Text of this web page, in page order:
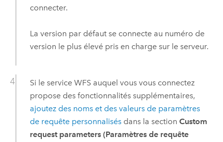
connecter.
La version par défaut se connecte au numéro de
version le plus élevé pris en charge sur le serveur.
Si le service WFS auquel vous vous connectez
propose des fonctionnalités supplémentaires,
ajoutez des noms et des valeurs de paramètres
de requête personnalisésdans la section Custom
request parameters (Paramètres de requête